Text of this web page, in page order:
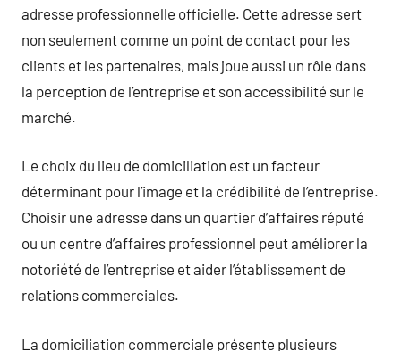
adresse professionnelle officielle. Cette adresse sert
non seulement comme un point de contact pour les
clients et les partenaires, mais joue aussi un rôle dans
la perception de l’entreprise et son accessibilité sur le
marché.
Le choix du lieu de domiciliation est un facteur
déterminant pour l’image et la crédibilité de l’entreprise.
Choisir une adresse dans un quartier d’affaires réputé
ou un centre d’affaires professionnel peut améliorer la
notoriété de l’entreprise et aider l’établissement de
relations commerciales.
La domiciliation commerciale présente plusieurs